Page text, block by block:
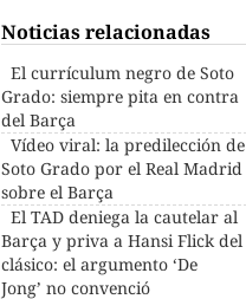
Noticias relacionadas
El currículum negro de Soto
Grado: siempre pita en contra
del Barça
Vídeo viral: la predilección de
Soto Grado por el Real Madrid
sobre el Barça
El TAD deniega la cautelar al
Barça y priva a Hansi Flick del
clásico: el argumento ‘De
Jong’ no convenció